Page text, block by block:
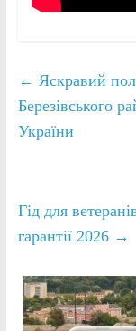
← Яскравий
Березівського
України
Гід для
гарантії 2026 →